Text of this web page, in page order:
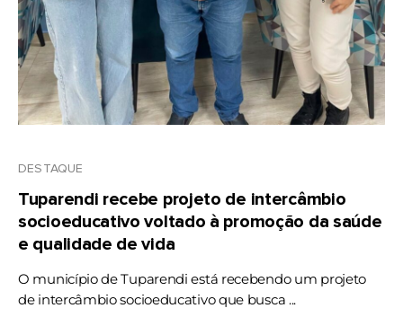
DESTAQUE
Tuparendi recebe projeto de intercâmbio
socioeducativo voltado à promoção da saúde
e qualidade de vida
O município de Tuparendi está recebendo um projeto
de intercâmbio socioeducativo que busca ...